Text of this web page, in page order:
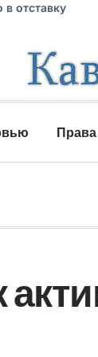
отставку
Права